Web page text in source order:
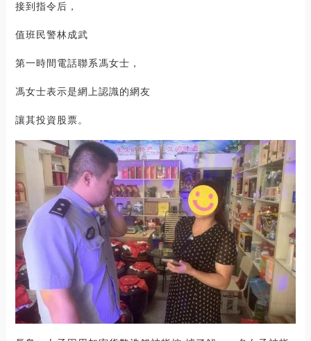
接到指令后，
值班民警林成武
第一時間電話聯系馮女士，
馮女士表示是網上認識的網友
讓其投資股票。